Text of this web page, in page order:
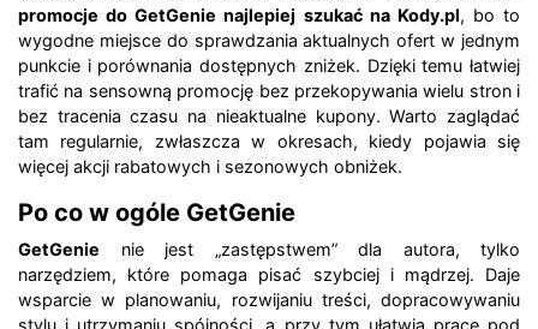
promocje do GetGenie najlepiej szukać na Kody.pl, bo to
wygodne miejsce do sprawdzania aktualnych ofert w jednym
punkcie i porównania dostępnych zniżek. Dzięki temu łatwiej
trafić na sensowną promocję bez przekopywania wielu stron i
bez tracenia czasu na nieaktualne kupony. Warto zaglądać
tam regularnie, zwłaszcza w okresach, kiedy pojawia się
więcej akcji rabatowych i sezonowych obniżek.
Po co w ogóle GetGenie
GetGenie nie jest „zastępstwem” dla autora, tylko
narzędziem, które pomaga pisać szybciej i mądrzej. Daje
wsparcie w planowaniu, rozwijaniu treści, dopracowywaniu
stylu i utrzymaniu spójności, a przy tym ułatwia pracę pod